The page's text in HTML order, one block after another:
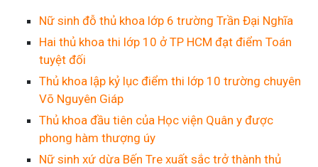
Nữ sinh đỗ thủ khoa lớp 6 trường Trần Đại Nghĩa
Hai thủ khoa thi lớp 10 ở TP HCM đạt điểm Toán
tuyệt đối
Thủ khoa lập kỷ lục điểm thi lớp 10 trường chuyên
Võ Nguyên Giáp
Thủ khoa đầu tiên của Học viện Quân y được
phong hàm thượng úy
Nữ sinh xứ dừa Bến Tre xuất sắc trở thành thủ